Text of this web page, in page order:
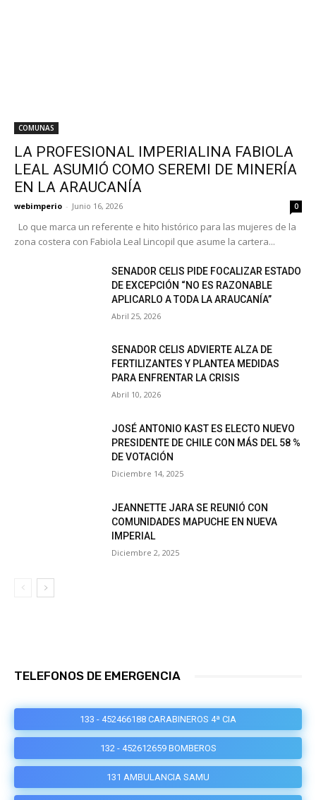
COMUNAS
LA PROFESIONAL IMPERIALINA FABIOLA
LEAL ASUMIÓ COMO SEREMI DE MINERÍA
EN LA ARAUCANÍA
webimperio - Junio 16, 2026 0
Lo que marca un referente e hito histórico para las mujeres de la
zona costera con Fabiola Leal Lincopil que asume la cartera...
SENADOR CELIS PIDE FOCALIZAR ESTADO
DE EXCEPCIÓN “NO ES RAZONABLE
APLICARLO A TODA LA ARAUCANÍA”
Abril 25, 2026
SENADOR CELIS ADVIERTE ALZA DE
FERTILIZANTES Y PLANTEA MEDIDAS
PARA ENFRENTAR LA CRISIS
Abril 10, 2026
JOSÉ ANTONIO KAST ES ELECTO NUEVO
PRESIDENTE DE CHILE CON MÁS DEL 58 %
DE VOTACIÓN
Diciembre 14, 2025
JEANNETTE JARA SE REUNIÓ CON
COMUNIDADES MAPUCHE EN NUEVA
IMPERIAL
Diciembre 2, 2025
TELEFONOS DE EMERGENCIA
133 - 452466188 CARABINEROS 4ª CIA
132 - 452612659 BOMBEROS
131 AMBULANCIA SAMU